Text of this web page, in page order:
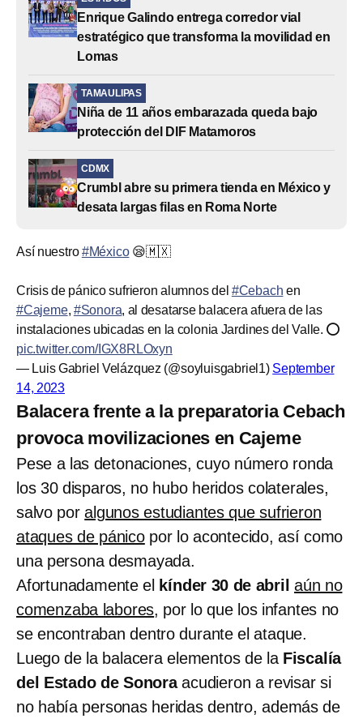
Enrique Galindo entrega corredor vial
estratégico que transforma la movilidad en
Lomas
TAMAULIPAS
Niña de 11 años embarazada queda bajo
protección del DIF Matamoros
CDMX
Crumbl abre su primera tienda en México y
desata largas filas en Roma Norte
Así nuestro#México😪🇲🇽
Crisis de pánico sufrieron alumnos del #Cebach en
#Cajeme, #Sonora, al desatarse balacera afuera de las
instalaciones ubicadas en la colonia Jardines del Valle. ⭕
pic.twitter.com/IGX8RLOxyn
— Luis Gabriel Velázquez (@soyluisgabriel1) September
14, 2023
Balacera frente a la preparatoria Cebach
provoca movilizaciones en Cajeme
Pese a las detonaciones, cuyo número ronda
los 30 disparos, no hubo heridos colaterales,
salvo poralgunos estudiantes que sufrieron
ataques de pánicopor lo acontecido, así como
una persona desmayada.
Afortunadamente el kínder 30 de abril aún no
comenzaba labores, por lo que los infantes no
se encontraban dentro durante el ataque.
Luego de la balacera elementos de la Fiscalía
del Estado de Sonoraacudieron a revisar si
no había personas heridas dentro, además de